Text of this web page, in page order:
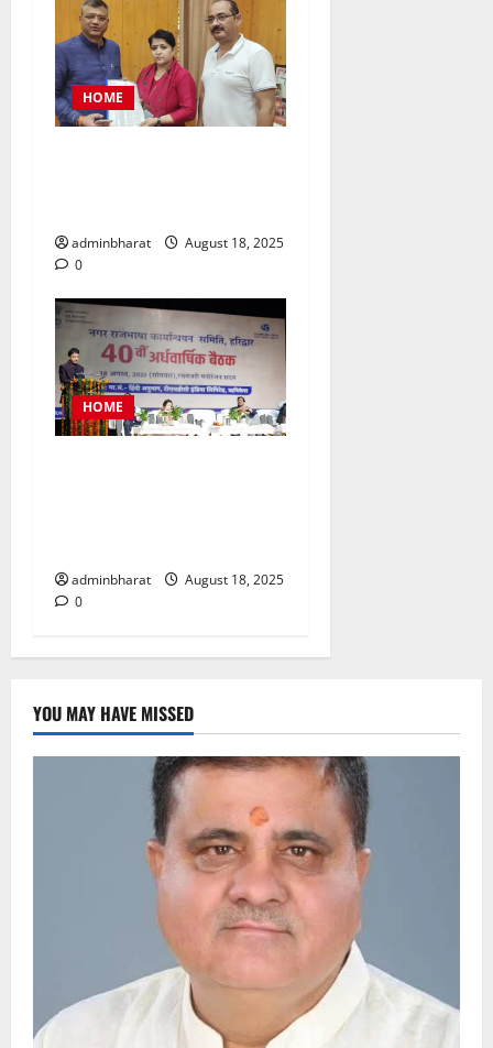
HOME
adminbharat
August 18, 2025
0
HOME
adminbharat
August 18, 2025
0
YOU MAY HAVE MISSED